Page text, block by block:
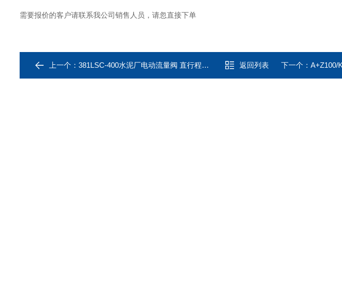
需要报价的客户请联系我公司销售人员，请忽直接下单
上一个： 381LSC-400水泥厂电动流量阀 直行程电动执行器 返回列表 下一个： A+Z100/